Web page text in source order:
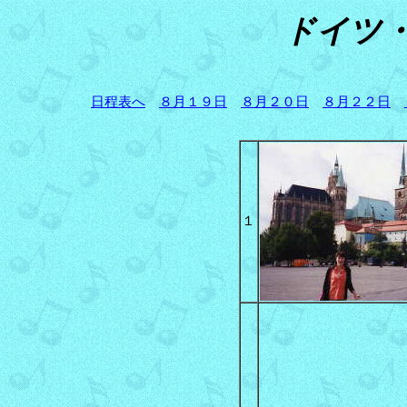
ドイツ
日程表へ ８月１９日 ８月２０日 ８月２２日
１